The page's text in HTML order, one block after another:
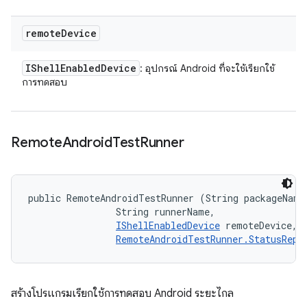
remoteDevice
IShellEnabledDevice : อุปกรณ์ Android ที่จะใช้เรียกใช้
การทดสอบ
RemoteAndroidTestRunner
public RemoteAndroidTestRunner (String
                String runnerName,
IShellEnabledDevice remoteDevice,
สร้างโปรแกรมเรียกใช้การทดสอบ Android ระยะไกล